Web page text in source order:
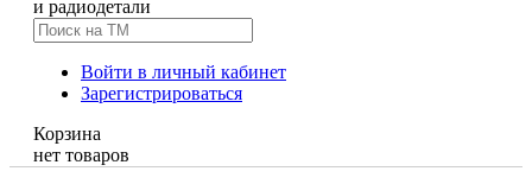
и радиодетали
Войти в личный кабинет
Зарегистрироваться
Корзина
нет товаров